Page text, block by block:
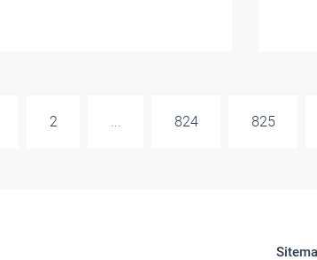
2 ... 824 825